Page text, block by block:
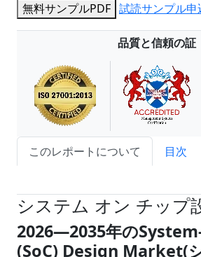
無料サンプルPDF 試読サンプル申
品質と信頼の証
このレポートについて 目次
システム オン チップ
2026―2035年の
(SoC) Design Market(